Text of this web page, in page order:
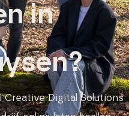
in
Digital Solutions